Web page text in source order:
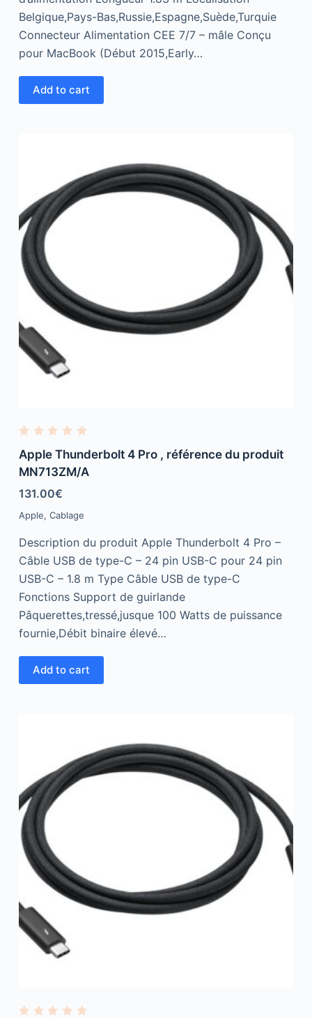
Belgique,Pays-Bas,Russie,Espagne,Suède,Turquie
Connecteur Alimentation CEE 7/7 – mâle Conçu
pour MacBook (Début 2015,Early…
Add to cart
a
t
e
d
0
o
t
f
5
Apple Thunderbolt 4 Pro , référence du produit
MN713ZM/A
131.00€
Apple, Cablage
Description du produit Apple Thunderbolt 4 Pro –
Câble USB de type-C – 24 pin USB-C pour 24 pin
USB-C – 1.8 m Type Câble USB de type-C
Fonctions Support de guirlande
Pâquerettes,tressé,jusque 100 Watts de puissance
fournie,Débit binaire élevé…
Add to cart